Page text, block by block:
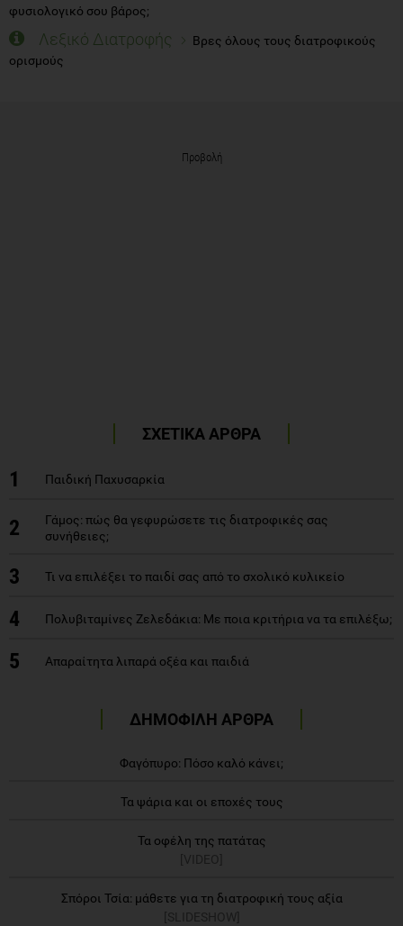
φυσιολογικό σου βάρος;
Λεξικό Διατροφής
Βρες όλους τους διατροφικούς
ορισμούς
Προβολή
ΣΧΕΤΙΚΑ ΑΡΘΡΑ
1 Παιδική Παχυσαρκία
2
Γάμος: πώς θα γεφυρώσετε τις διατροφικές σας
συνήθειες;
3 Τι να επιλέξει το παιδί σας από το σχολικό κυλικείο
4 Πολυβιταμίνες Ζελεδάκια: Με ποια κριτήρια να τα επιλέξω;
5 Απαραίτητα λιπαρά οξέα και παιδιά
ΔΗΜΟΦΙΛΗ ΑΡΘΡΑ
Φαγόπυρο: Πόσο καλό κάνει;
Τα ψάρια και οι εποχές τους
Τα οφέλη της πατάτας
[VIDEO]
Σπόροι Τσία: μάθετε για τη διατροφική τους αξία
[SLIDESHOW]